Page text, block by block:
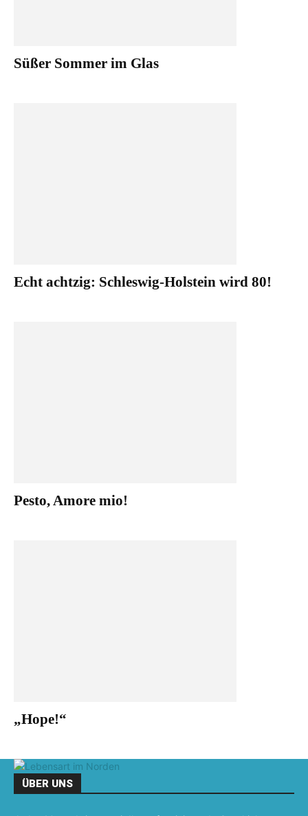
Süßer Sommer im Glas
Echt achtzig: Schleswig-Holstein wird 80!
Pesto, Amore mio!
„Hope!“
ÜBER UNS